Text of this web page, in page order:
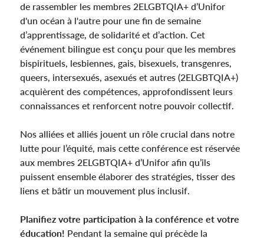
de rassembler les membres 2ELGBTQIA+ d’Unifor
d'un océan à l'autre pour une fin de semaine
d’apprentissage, de solidarité et d’action. Cet
événement bilingue est conçu pour que les membres
bispirituels, lesbiennes, gais, bisexuels, transgenres,
queers, intersexués, asexués et autres (2ELGBTQIA+)
acquièrent des compétences, approfondissent leurs
connaissances et renforcent notre pouvoir collectif.
Nos alliées et alliés jouent un rôle crucial dans notre
lutte pour l’équité, mais cette conférence est réservée
aux membres 2ELGBTQIA+ d’Unifor afin qu’ils
puissent ensemble élaborer des stratégies, tisser des
liens et bâtir un mouvement plus inclusif.
Planifiez votre participation à la conférence et votre
éducation! Pendant la semaine qui précède la